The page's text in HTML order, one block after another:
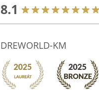
8.1
DREWORLD-KM